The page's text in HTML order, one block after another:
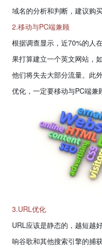
域名的分析和判断，建议购
2.移动与PC端兼顾
根据调查显示，近70%的人
果打算建立一个英文网站，
他们将失去大部分流量。此
优化，一定要移动与PC端兼
3.URL优化
URL应该是静态的，越短越
响谷歌和其他搜索引擎的捕